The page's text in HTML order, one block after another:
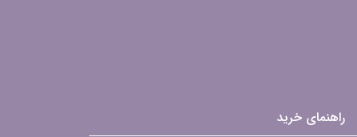
راهنمای خرید